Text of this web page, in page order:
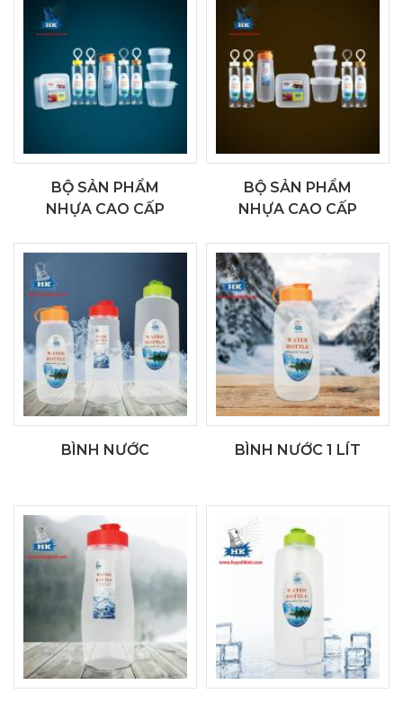
BỘ SẢN PHẨM
NHỰA CAO CẤP
BỘ SẢN PHẨM
NHỰA CAO CẤP
BÌNH NƯỚC BÌNH NƯỚC 1 LÍT